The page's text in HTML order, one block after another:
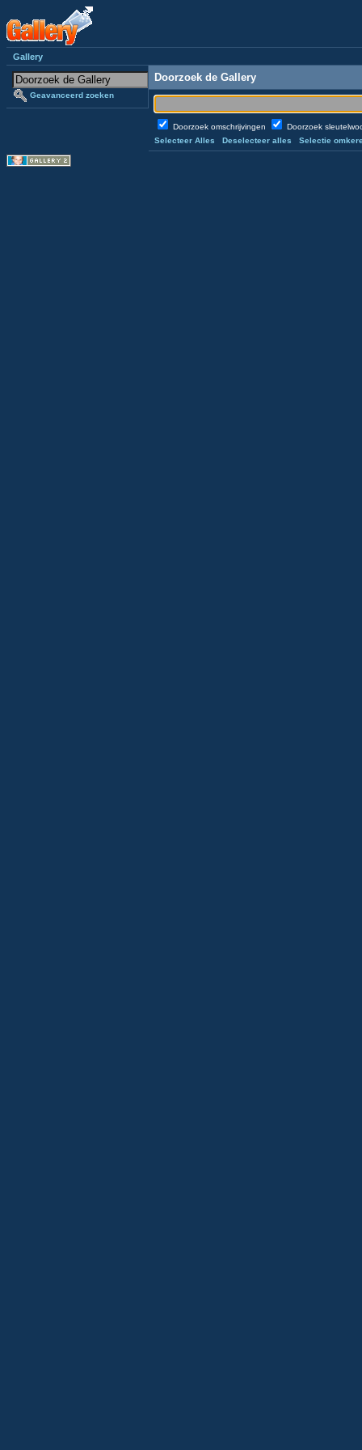
Gallery
Geavanceerd zoeken
Doorzoek de Gallery
Doorzoek omschrijvingen
Doorzoek
Selecteer Alles
Deselecteer alles Selectie